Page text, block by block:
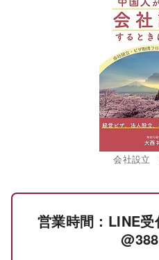
会社設立
営業時間：LINE